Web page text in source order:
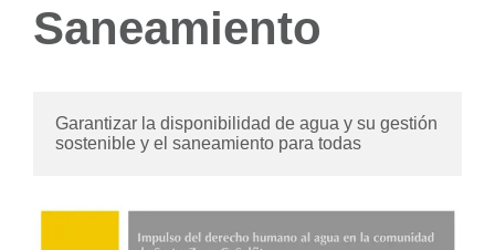
Saneamiento
Garantizar la disponibilidad de agua y su gestión
sostenible y el saneamiento para todas